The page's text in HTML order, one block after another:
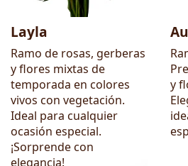
Layla
Ramo de rosas, gerberas
y flores mixtas de
temporada en colores
vivos con vegetación.
Ideal para cualquier
ocasión especial.
¡Sorprende con
elegancia!
y